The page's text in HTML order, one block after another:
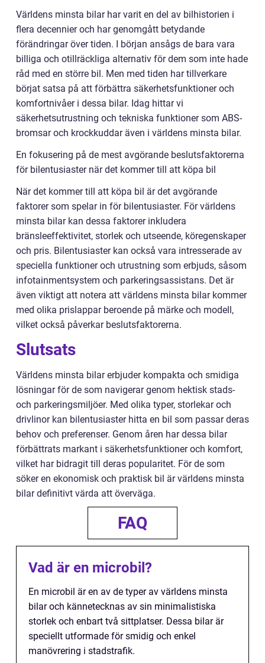
Världens minsta bilar har varit en del av bilhistorien i
flera decennier och har genomgått betydande
förändringar över tiden. I början ansågs de bara vara
billiga och otillräckliga alternativ för dem som inte hade
råd med en större bil. Men med tiden har tillverkare
börjat satsa på att förbättra säkerhetsfunktioner och
komfortnivåer i dessa bilar. Idag hittar vi
säkerhetsutrustning och tekniska funktioner som ABS-
bromsar och krockkuddar även i världens minsta bilar.
En fokusering på de mest avgörande beslutsfaktorerna
för bilentusiaster när det kommer till att köpa bil
När det kommer till att köpa bil är det avgörande
faktorer som spelar in för bilentusiaster. För världens
minsta bilar kan dessa faktorer inkludera
bränsleeffektivitet, storlek och utseende, köregenskaper
och pris. Bilentusiaster kan också vara intresserade av
speciella funktioner och utrustning som erbjuds, såsom
infotainmentsystem och parkeringsassistans. Det är
även viktigt att notera att världens minsta bilar kommer
med olika prislappar beroende på märke och modell,
vilket också påverkar beslutsfaktorerna.
Slutsats
Världens minsta bilar erbjuder kompakta och smidiga
lösningar för de som navigerar genom hektisk stads-
och parkeringsmiljöer. Med olika typer, storlekar och
drivlinor kan bilentusiaster hitta en bil som passar deras
behov och preferenser. Genom åren har dessa bilar
förbättrats markant i säkerhetsfunktioner och komfort,
vilket har bidragit till deras popularitet. För de som
söker en ekonomisk och praktisk bil är världens minsta
bilar definitivt värda att överväga.
FAQ
Vad är en microbil?
En microbil är en av de typer av världens minsta
bilar och kännetecknas av sin minimalistiska
storlek och enbart två sittplatser. Dessa bilar är
speciellt utformade för smidig och enkel
manövrering i stadstrafik.